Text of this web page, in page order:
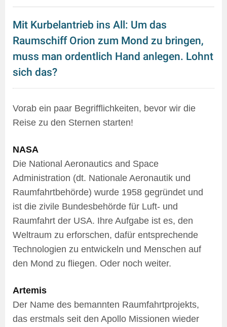
Mit Kurbelantrieb ins All: Um das
Raumschiff Orion zum Mond zu bringen,
muss man ordentlich Hand anlegen. Lohnt
sich das?
Vorab ein paar Begrifflichkeiten, bevor wir die
Reise zu den Sternen starten!
NASA
Die National Aeronautics and Space
Administration (dt. Nationale Aeronautik und
Raumfahrtbehörde) wurde 1958 gegründet und
ist die zivile Bundesbehörde für Luft- und
Raumfahrt der USA. Ihre Aufgabe ist es, den
Weltraum zu erforschen, dafür entsprechende
Technologien zu entwickeln und Menschen auf
den Mond zu fliegen. Oder noch weiter.
Artemis
Der Name des bemannten Raumfahrtprojekts,
das erstmals seit den Apollo Missionen wieder